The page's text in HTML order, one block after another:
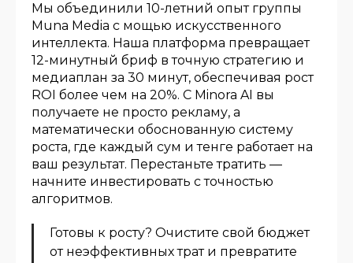
Мы объединили 10-летний опыт группы
Muna Media с мощью искусственного
интеллекта. Наша платформа превращает
12-минутный бриф в точную стратегию и
медиаплан за 30 минут, обеспечивая рост
ROI более чем на 20%. С Minora AI вы
получаете не просто рекламу, а
математически обоснованную систему
роста, где каждый сум и тенге работает на
ваш результат. Перестаньте тратить —
начните инвестировать с точностью
алгоритмов.
Готовы к росту? Очистите свой бюджет
от неэффективных трат и превратите